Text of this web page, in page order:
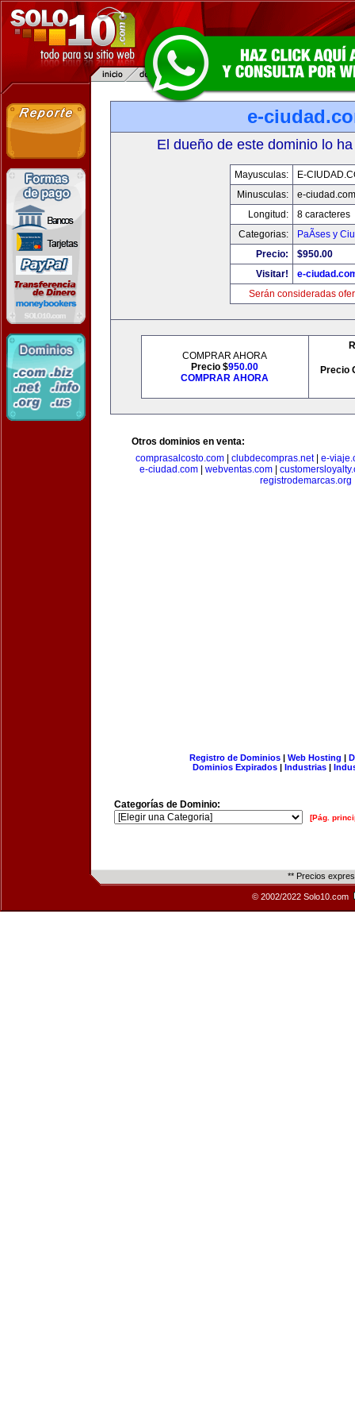
e-
El dueño de este dominio lo
Mayusculas:
E-
Minusculas:
e-ciudad.com
Longitud:
8 caracteres
Categorias:
PaÃ­ses y
Precio:
$950.00
Visitar!
e-
Serán consideradas
COMPRAR AHORA
Precio $950.00
COMPRAR AHORA
Precio
Otros dominios en venta:
comprasalcosto.com
clubdecompras.net| e-
e-ciudad.com| webventas.com|
registrodemarcas.org
Registro de Dominios| Web Hosting |
Dominios Expirados | Industrias |
Categorías de Dominio:
[Pág.
** Precios
© 2002/2022 Solo10.com